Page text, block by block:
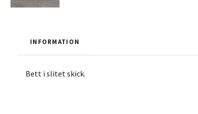
INFORMATION
Bett i slitet skick.